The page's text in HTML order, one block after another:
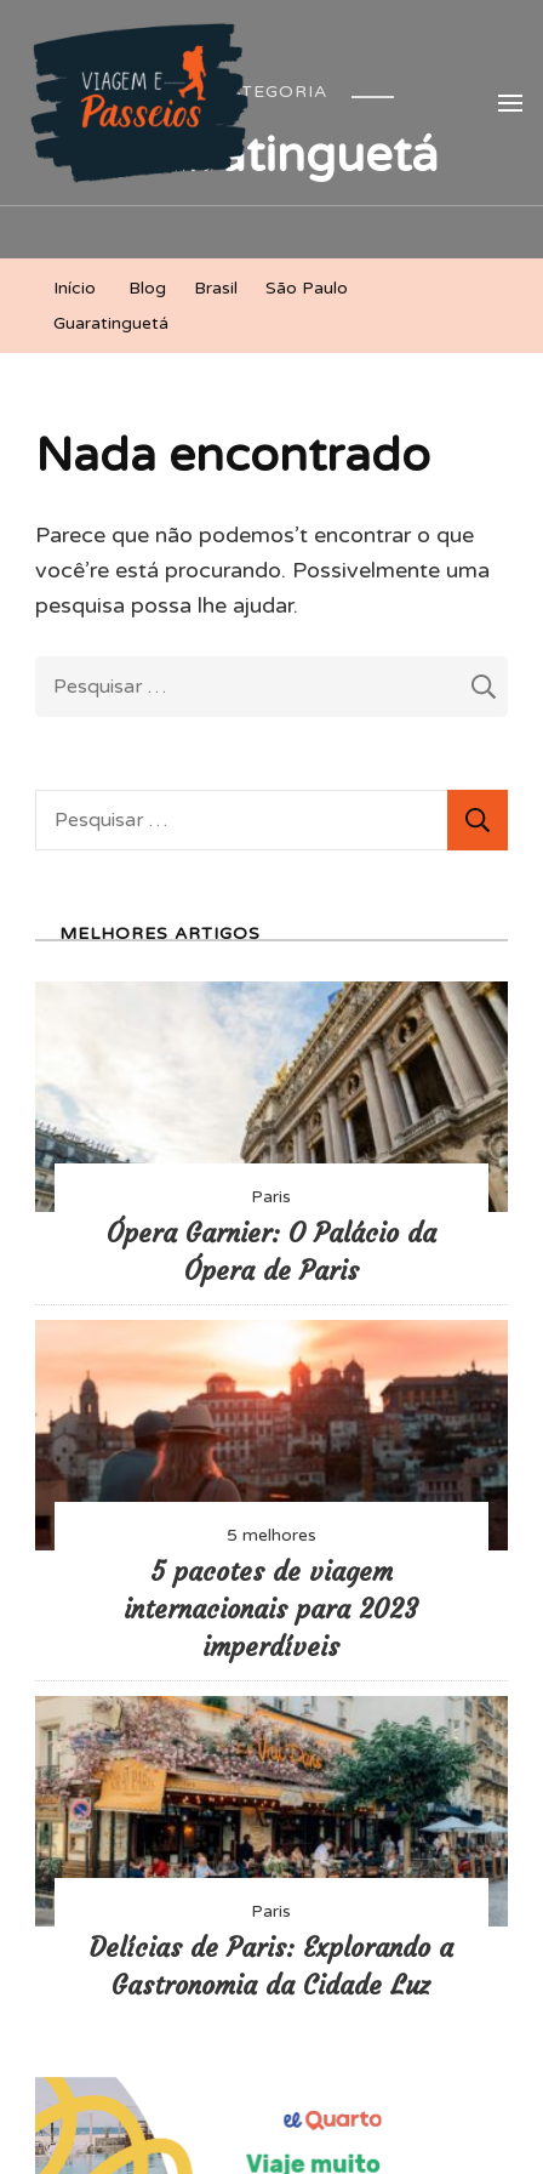
Viagem e Passeios
Lá vem aventura!
CATEGORIA
Guaratinguetá
Início Blog Brasil
São Paulo
Guaratinguetá
Nada encontrado
Parece que não podemos’t encontrar o que
você’re está procurando. Possivelmente uma
pesquisa possa lhe ajudar.
MELHORES ARTIGOS
Paris
Ópera Garnier: O Palácio da
Ópera de Paris
5 melhores
5 pacotes de viagem
internacionais para 2023
imperdíveis
Paris
Delícias de Paris: Explorando a
Gastronomia da Cidade Luz